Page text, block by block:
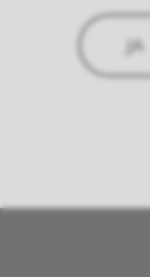
JA